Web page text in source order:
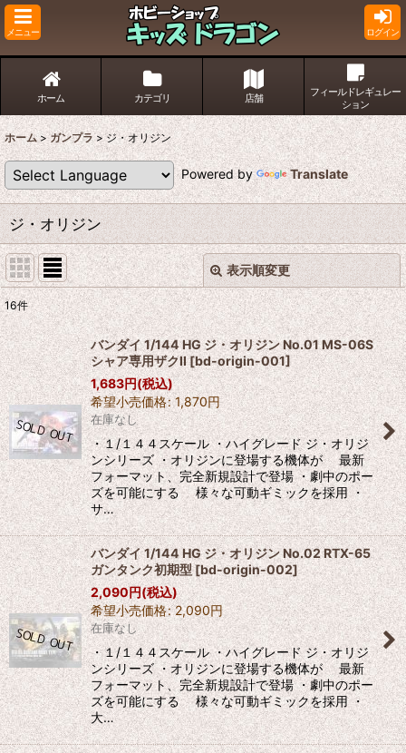
メニュー ログイン
ホーム カテゴリ 店舗
フィールドレギュレー
ション
ホーム > ガンプラ > ジ・オリジン
Powered by Translate
ジ・オリジン
表示順変更
表示数:
並び順:
絞り込む
閉じる
16件
バンダイ 1/144 HG ジ・オリジン No.01 MS-06S
シャア専用ザクII[bd-origin-001]
1,683円(税込)
希望小売価格: 1,870円
在庫なし
・１/１４４スケール ・ハイグレード ジ・オリジ
ンシリーズ ・オリジンに登場する機体が 最新
フォーマット、完全新規設計で登場 ・劇中のポー
ズを可能にする 様々な可動ギミックを採用 ・
サ…
バンダイ 1/144 HG ジ・オリジン No.02 RTX-65
ガンタンク初期型[bd-origin-002]
2,090円(税込)
希望小売価格: 2,090円
在庫なし
・１/１４４スケール ・ハイグレード ジ・オリジ
ンシリーズ ・オリジンに登場する機体が 最新
フォーマット、完全新規設計で登場 ・劇中のポー
ズを可能にする 様々な可動ギミックを採用 ・
大…